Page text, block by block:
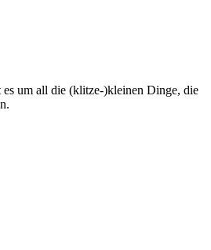
um all die (klitze-)kleinen Dinge, die